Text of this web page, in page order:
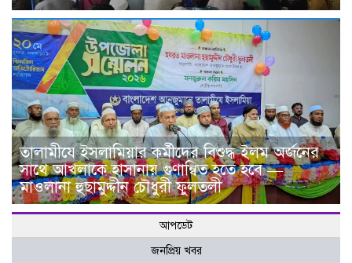
তালামীযে ইসলামিয়ার কর্মীদের বিশুদ্ধ ইলম অর্জনের
সাথে আখলাকে হাসানায় গুণান্বিত হতে হবে —
মাওলানা হুছামুদ্দীন চৌধুরী ফুলতলী
আপডেট
জনপ্রিয় খবর